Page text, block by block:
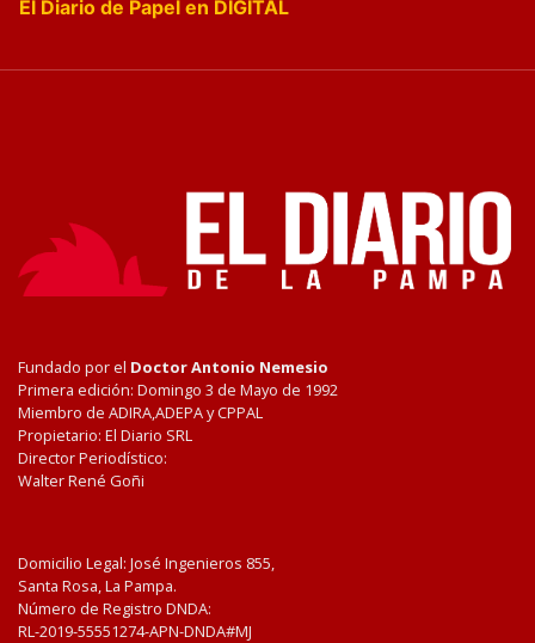
El Diario de Papel en DIGITAL
Fundado por el Doctor Antonio Nemesio
Primera edición: Domingo 3 de Mayo de 1992
Miembro de ADIRA,ADEPA y CPPAL
Propietario: El Diario SRL
Director Periodístico:
Walter René Goñi
Domicilio Legal: José Ingenieros 855,
Santa Rosa, La Pampa.
Número de Registro DNDA:
RL-2019-55551274-APN-DNDA#MJ